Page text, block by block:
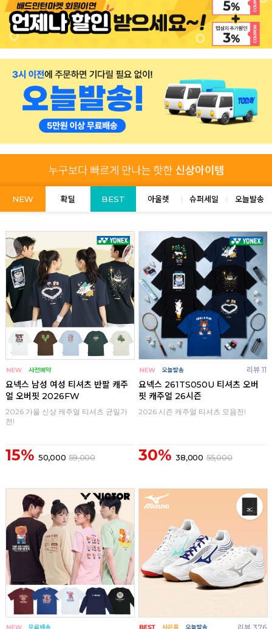
NEW 확딜 BEST 아울렛 슈퍼세일 오늘발송
요넥스 남성 여성 티셔츠 반팔 캐주
얼 오버핏 2026FW
2026 가을 신상 캐주얼 티셔츠 균일가
전!
15% 50,000 59,000
리뷰 11
요넥스 261TS050U 티셔츠 오버
핏 캐주얼 26시즌
2026 시즌 캐주얼 티셔츠 모음전!
30% 38,000 55,000
리뷰 376